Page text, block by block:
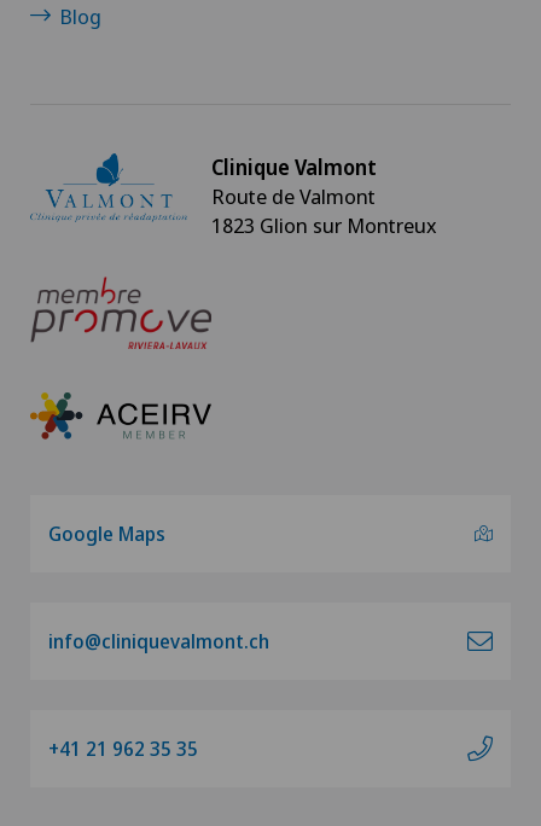
Blog
Clinique Valmont
Route de Valmont
1823 Glion sur Montreux
Google Maps
info@cliniquevalmont.ch
+41 21 962 35 35